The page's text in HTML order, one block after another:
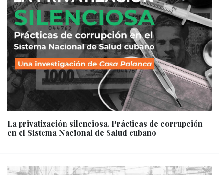
La privatización silenciosa. Prácticas de corrupción
en el Sistema Nacional de Salud cubano